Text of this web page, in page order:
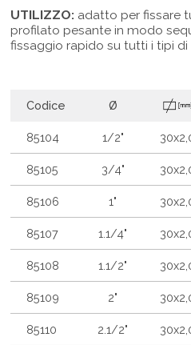
UTILIZZO: adatto per fissare
profilato pesante in modo
fissaggio rapido su tutti i tipi di
Codice Ø
85104 1/2"
85105 3/4"
85106 1"
85107 1.1/4"
85108 1.1/2"
85109 2"
85110 2.1/2"